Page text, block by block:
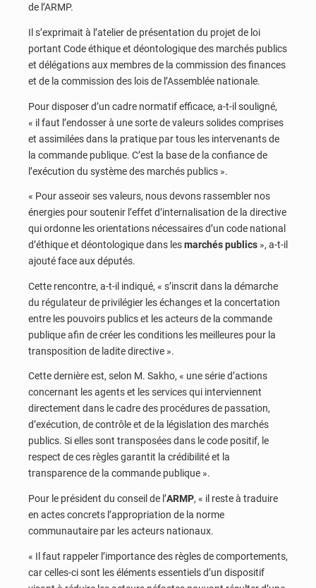
de l’ARMP.
Il s’exprimait à l’atelier de présentation du projet de loi
portant Code éthique et déontologique des marchés publics
et délégations aux membres de la commission des finances
et de la commission des lois de l’Assemblée nationale.
Pour disposer d’un cadre normatif efficace, a-t-il souligné,
« il faut l’endosser à une sorte de valeurs solides comprises
et assimilées dans la pratique par tous les intervenants de
la commande publique. C’est la base de la confiance de
l’exécution du système des marchés publics ».
« Pour asseoir ses valeurs, nous devons rassembler nos
énergies pour soutenir l’effet d’internalisation de la directive
qui ordonne les orientations nécessaires d’un code national
d’éthique et déontologique dans lesmarchés publics », a-t-il
ajouté face aux députés.
Cette rencontre, a-t-il indiqué, « s’inscrit dans la démarche
du régulateur de privilégier les échanges et la concertation
entre les pouvoirs publics et les acteurs de la commande
publique afin de créer les conditions les meilleures pour la
transposition de ladite directive ».
Cette dernière est, selon M. Sakho, « une série d’actions
concernant les agents et les services qui interviennent
directement dans le cadre des procédures de passation,
d’exécution, de contrôle et de la législation des marchés
publics. Si elles sont transposées dans le code positif, le
respect de ces règles garantit la crédibilité et la
transparence de la commande publique ».
Pour le président du conseil de l’ARMP, « il reste à traduire
en actes concrets l’appropriation de la norme
communautaire par les acteurs nationaux.
« Il faut rappeler l’importance des règles de comportements,
car celles-ci sont les éléments essentiels d’un dispositif